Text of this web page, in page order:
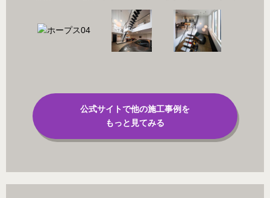
公式サイトで他の施工事例を
もっと見てみる